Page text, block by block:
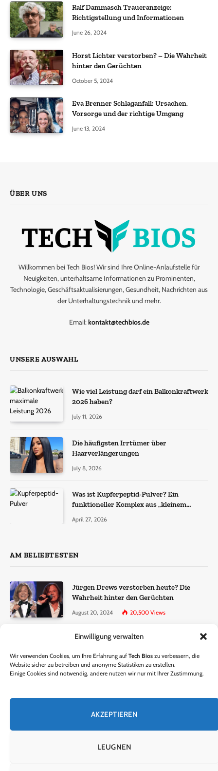
Einwilligung verwalten
Wir verwenden Cookies, um Ihre Erfahrung auf Tech Bios zu verbessern, die
Website sicher zu betreiben und anonyme Statistiken zu erstellen.
Einige Cookies sind notwendig, andere nutzen wir nur mit Ihrer Zustimmung.
AKZEPTIEREN
LEUGNEN
Ralf Dammasch Traueranzeige:
Richtigstellung und Informationen
June 26, 2024
Horst Lichter verstorben? – Die Wahrheit
hinter den Gerüchten
October 5, 2024
Eva Brenner Schlaganfall: Ursachen,
Vorsorge und der richtige Umgang
June 13, 2024
ÜBER UNS
Willkommen bei Tech Bios! Wir sind Ihre Online-Anlaufstelle für
Neuigkeiten, unterhaltsame Informationen zu Prominenten,
Technologie, Geschäftsaktualisierungen, Gesundheit, Nachrichten aus
der Unterhaltungstechnik und mehr.
Email:kontakt@techbios.de
UNSERE AUSWAHL
Wie viel Leistung darf ein Balkonkraftwerk
2026 haben?
July 11, 2026
Die häufigsten Irrtümer über
Haarverlängerungen
July 8, 2026
Was ist Kupferpeptid-Pulver? Ein
funktioneller Komplex aus „kleinem
April 27, 2026
AM BELIEBTESTEN
Jürgen Drews verstorben heute? Die
Wahrheit hinter den Gerüchten
August 20, 2024 20,500 Views
Ralf Dammasch Traueranzeige:
June 26, 2024 13,286Views
hinter den Gerüchten
October 5, 2024 9,301